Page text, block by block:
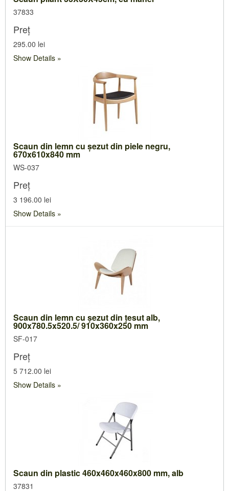
37833
Preț
295.00 lei
Show Details
Scaun din lemn cu şezut din piele negru,
670x610x840 mm
WS-037
Preț
3 196.00 lei
Show Details
Scaun din lemn cu şezut din ţesut alb,
900x780.5x520.5/ 910x360x250 mm
SF-017
Preț
5 712.00 lei
Show Details
Scaun din plastic 460x460x460x800 mm, alb
37831